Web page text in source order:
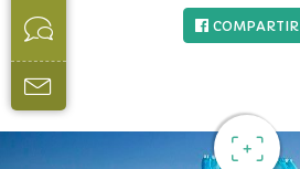
COMPARTIR